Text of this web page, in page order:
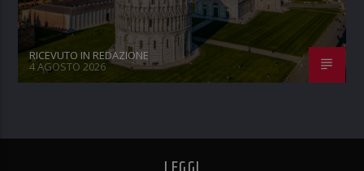
RICEVUTO IN REDAZIONE
4 AGOSTO 2026